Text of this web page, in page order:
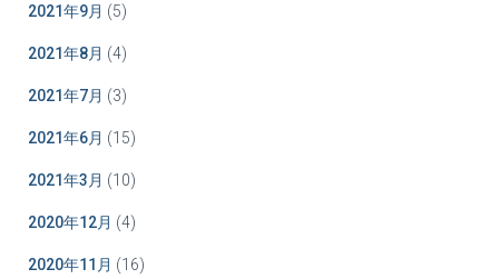
2021年9月 (5)
2021年8月 (4)
2021年7月 (3)
2021年6月 (15)
2021年3月 (10)
2020年12月 (4)
2020年11月 (16)